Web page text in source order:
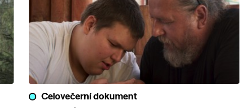
Celovečerní dokument